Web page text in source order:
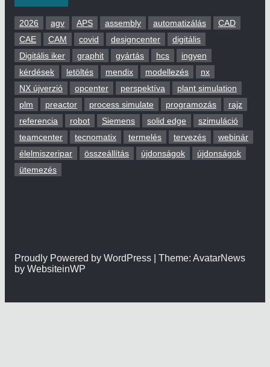
2026 agv APS assembly automatizálás
CAD
CAE
CAM covid designcenter
digitális
Digitális iker
graphit gyártás hcs
ingyen
kérdések
letöltés mendix modellezés
nx
NX újverzió
opcenter perspektíva
plant simulation
plm
preactor process simulate programozás
rajz
referencia
robot Siemens solid edge
szimuláció
teamcenter
tecnomatix termelés tervezés
webinár
élelmiszeripar
összeállítás újdonságok
újdonságok
ütemezés
Proudly Powered by WordPress | Theme: AvatarNews
by WebsiteinWP